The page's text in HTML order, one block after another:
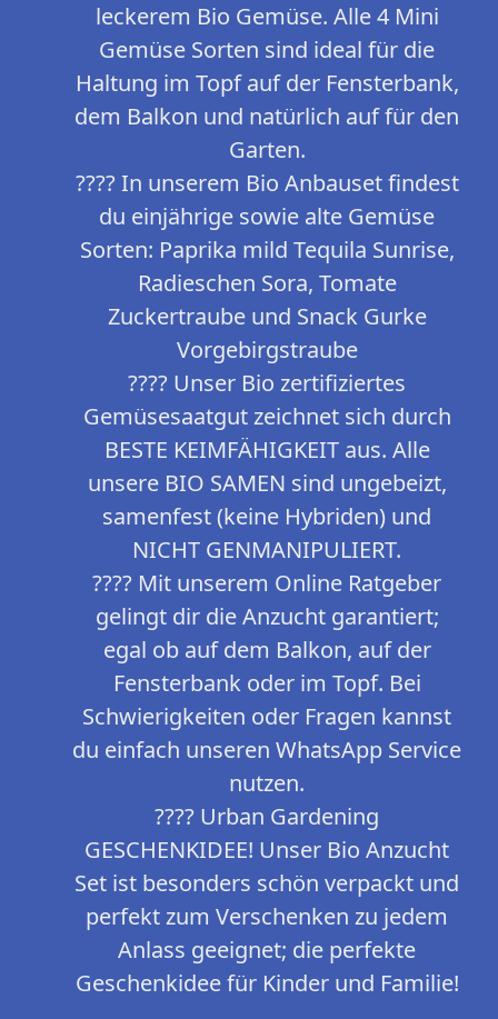
leckerem Bio Gemüse. Alle 4 Mini
Gemüse Sorten sind ideal für die
Haltung im Topf auf der Fensterbank,
dem Balkon und natürlich auf für den
Garten.
???? In unserem Bio Anbauset findest
du einjährige sowie alte Gemüse
Sorten: Paprika mild Tequila Sunrise,
Radieschen Sora, Tomate
Zuckertraube und Snack Gurke
Vorgebirgstraube
???? Unser Bio zertifiziertes
Gemüsesaatgut zeichnet sich durch
BESTE KEIMFÄHIGKEIT aus. Alle
unsere BIO SAMEN sind ungebeizt,
samenfest (keine Hybriden) und
NICHT GENMANIPULIERT.
???? Mit unserem Online Ratgeber
gelingt dir die Anzucht garantiert;
egal ob auf dem Balkon, auf der
Fensterbank oder im Topf. Bei
Schwierigkeiten oder Fragen kannst
du einfach unseren WhatsApp Service
nutzen.
???? Urban Gardening
GESCHENKIDEE! Unser Bio Anzucht
Set ist besonders schön verpackt und
perfekt zum Verschenken zu jedem
Anlass geeignet; die perfekte
Geschenkidee für Kinder und Familie!